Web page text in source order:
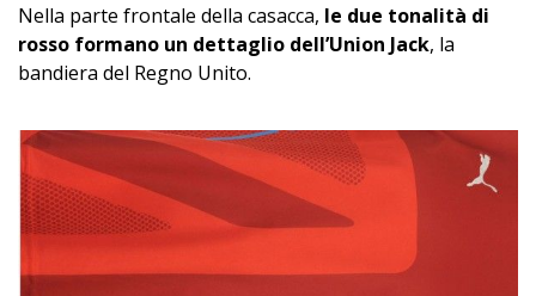
Nella parte frontale della casacca, le due tonalità di
rosso formano un dettaglio dell’Union Jack, la
bandiera del Regno Unito.